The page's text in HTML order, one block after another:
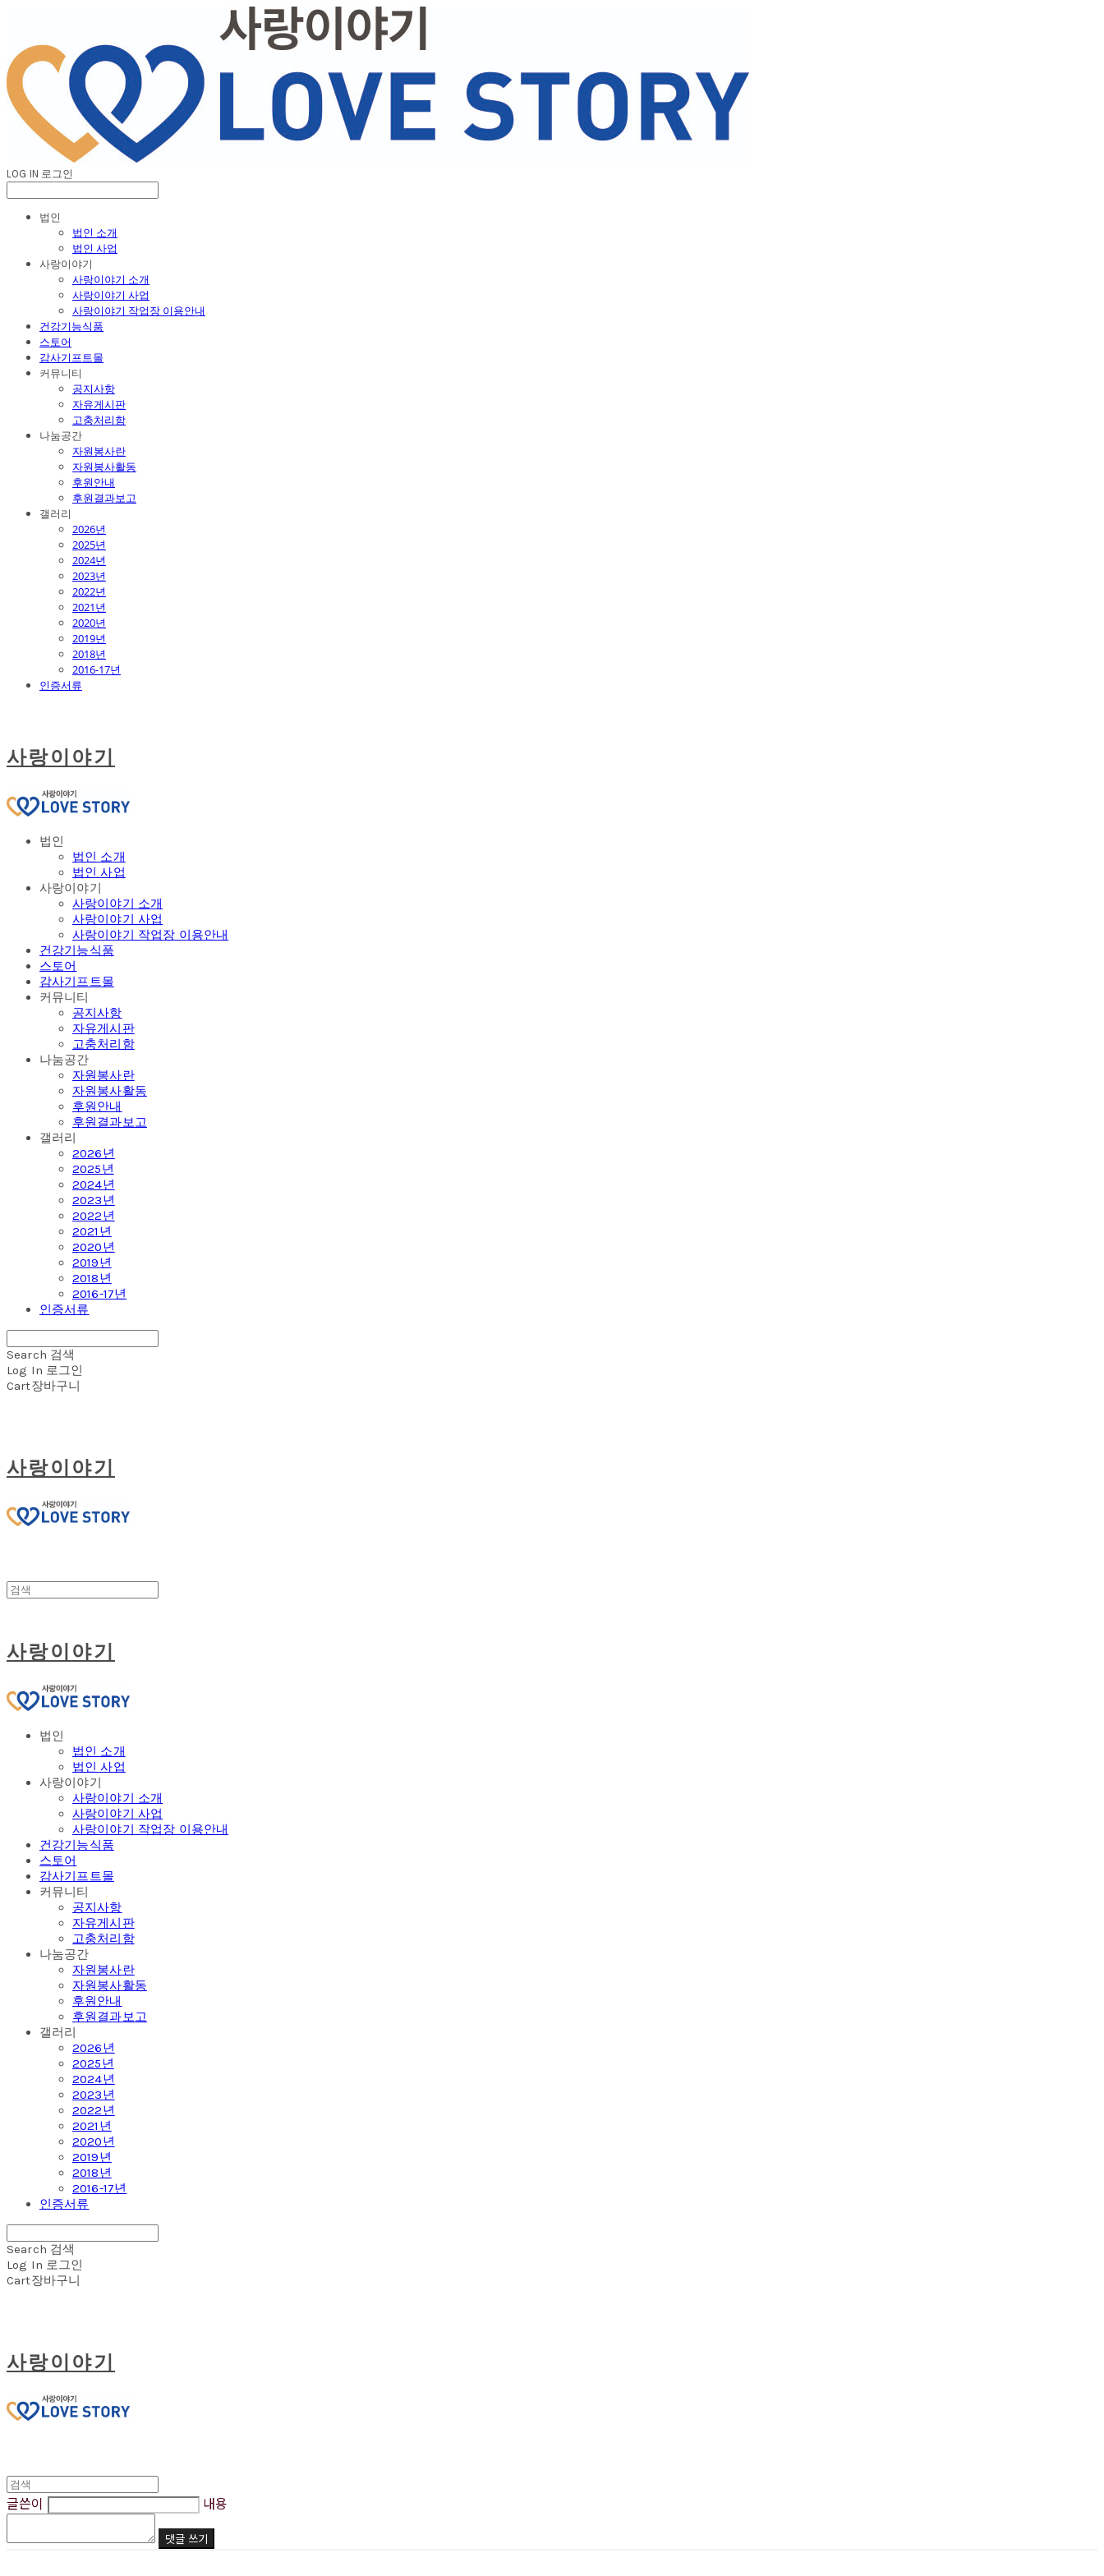
LOG IN 로그인
법인
법인 소개
법인 사업
사랑이야기
사랑이야기 소개
사랑이야기 사업
사랑이야기 작업장 이용안내
건강기능식품
스토어
감사기프트몰
커뮤니티
공지사항
자유게시판
고충처리함
나눔공간
자원봉사란
자원봉사활동
후원안내
후원결과보고
갤러리
2026년
2025년
2024년
2023년
2022년
2021년
2020년
2019년
2018년
2016-17년
인증서류
사랑이야기
법인
법인 소개
법인 사업
사랑이야기
사랑이야기 소개
사랑이야기 사업
사랑이야기 작업장 이용안내
건강기능식품
스토어
감사기프트몰
커뮤니티
공지사항
자유게시판
고충처리함
나눔공간
자원봉사란
자원봉사활동
후원안내
후원결과보고
갤러리
2026년
2025년
2024년
2023년
2022년
2021년
2020년
2019년
2018년
2016-17년
인증서류
Search 검색
Log In 로그인
Cart장바구니
사랑이야기
사랑이야기
법인
법인 소개
법인 사업
사랑이야기
사랑이야기 소개
사랑이야기 사업
사랑이야기 작업장 이용안내
건강기능식품
스토어
감사기프트몰
커뮤니티
공지사항
자유게시판
고충처리함
나눔공간
자원봉사란
자원봉사활동
후원안내
후원결과보고
갤러리
2026년
2025년
2024년
2023년
2022년
2021년
2020년
2019년
2018년
2016-17년
인증서류
Search 검색
Log In 로그인
Cart장바구니
사랑이야기
글쓴이 내용
댓글 쓰기